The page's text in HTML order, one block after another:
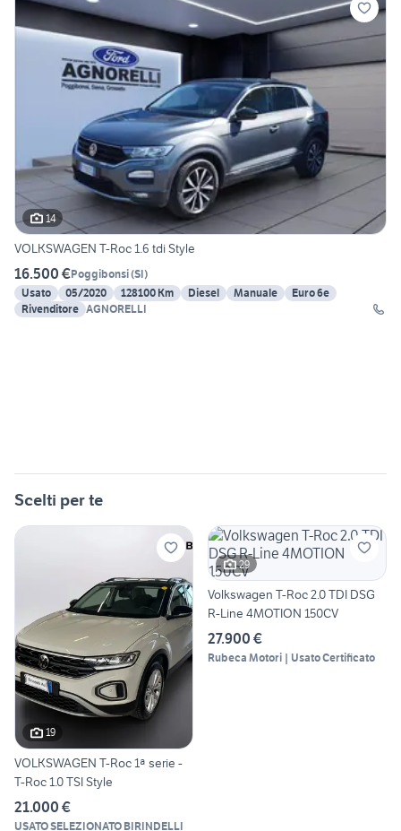
14
VOLKSWAGEN T-Roc 1.6 tdi Style
16.500 €Poggibonsi(SI)
Usato
05/2020 128100 Km Diesel Manuale
Euro 6e
Rivenditore AGNORELLI
Scelti per te
19
VOLKSWAGEN T-Roc 1ª serie -
T-Roc 1.0 TSI Style
21.000 €
USATO SELEZIONATO BIRINDELLI
29
Volkswagen T-Roc 2.0 TDI DSG
R-Line 4MOTION 150CV
27.900 €
Rubeca Motori | Usato Certificato